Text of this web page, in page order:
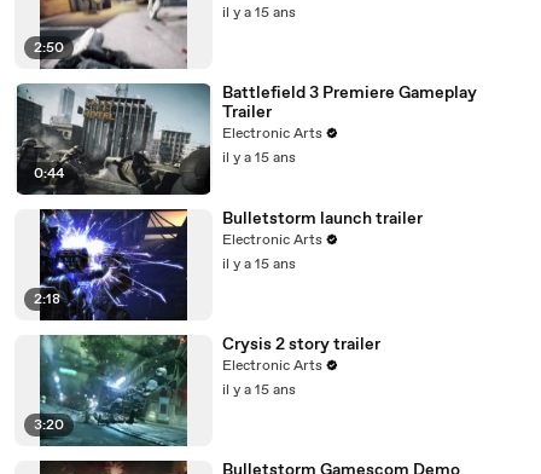
2:50
il y a 15 ans
0:44
Battlefield 3 Premiere Gameplay
Trailer
Electronic Arts
il y a 15 ans
2:18
Bulletstorm launch trailer
Electronic Arts
il y a 15 ans
3:20
Crysis 2 story trailer
Electronic Arts
il y a 15 ans